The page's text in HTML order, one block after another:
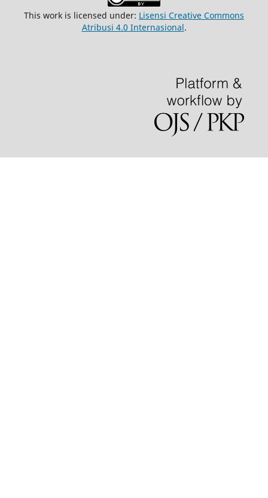
This work is licensed under: Lisensi Creative Commons
Atribusi 4.0 Internasional.